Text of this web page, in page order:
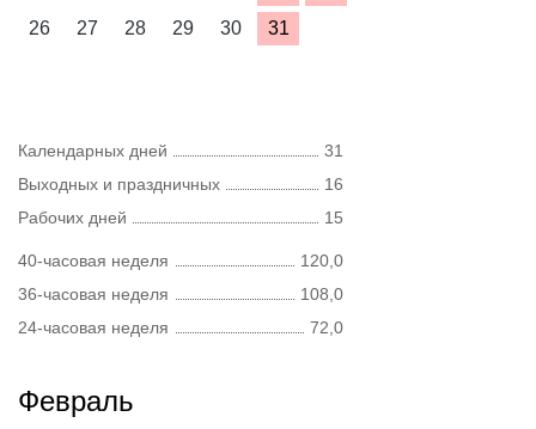
26
27 28 29 30 31
Календарных дней
31
Выходных и праздничных
16
Рабочих дней
15
40-часовая неделя
120,0
36-часовая неделя
108,0
24-часовая неделя
72,0
Февраль